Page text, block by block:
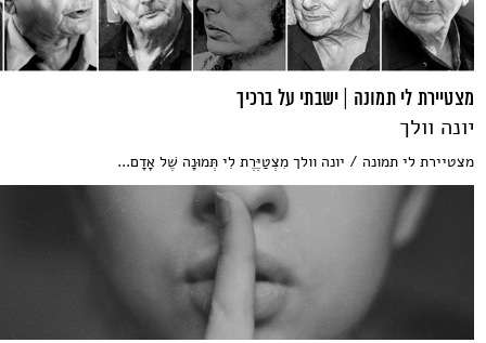
מצטיירת לי תמונה | ישבתי על ברכיך
יונה וולך
מצטיירת לי תמונה / יונה וולך מִצְטַיֶּרֶת לִי תְּמוּנָה שֶׁל אָדָם...